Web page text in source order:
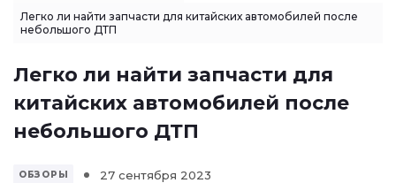
Легко ли найти запчасти для китайских автомобилей после
небольшого ДТП
Легко ли найти запчасти для
китайских автомобилей после
небольшого ДТП
ОБЗОРЫ 27 сентября 2023